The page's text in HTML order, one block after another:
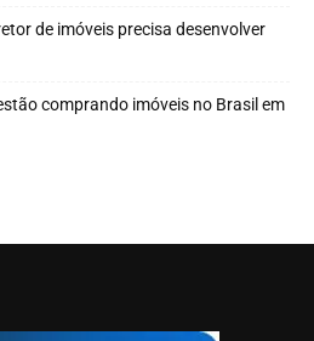
de imóveis precisa desenvolver
comprando imóveis no Brasil em